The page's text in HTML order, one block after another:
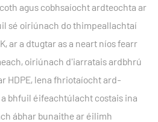
agus cobhsaíocht ardteochta ar
sé oiriúnach do thimpeallachtaí
ar a dtugtar as a neart níos fearr
oiriúnach d'iarratais ardbhrú
HDPE, lena fhriotaíocht ard-
bhfuil éifeachtúlacht costais ina
ábhar bunaithe ar éilimh